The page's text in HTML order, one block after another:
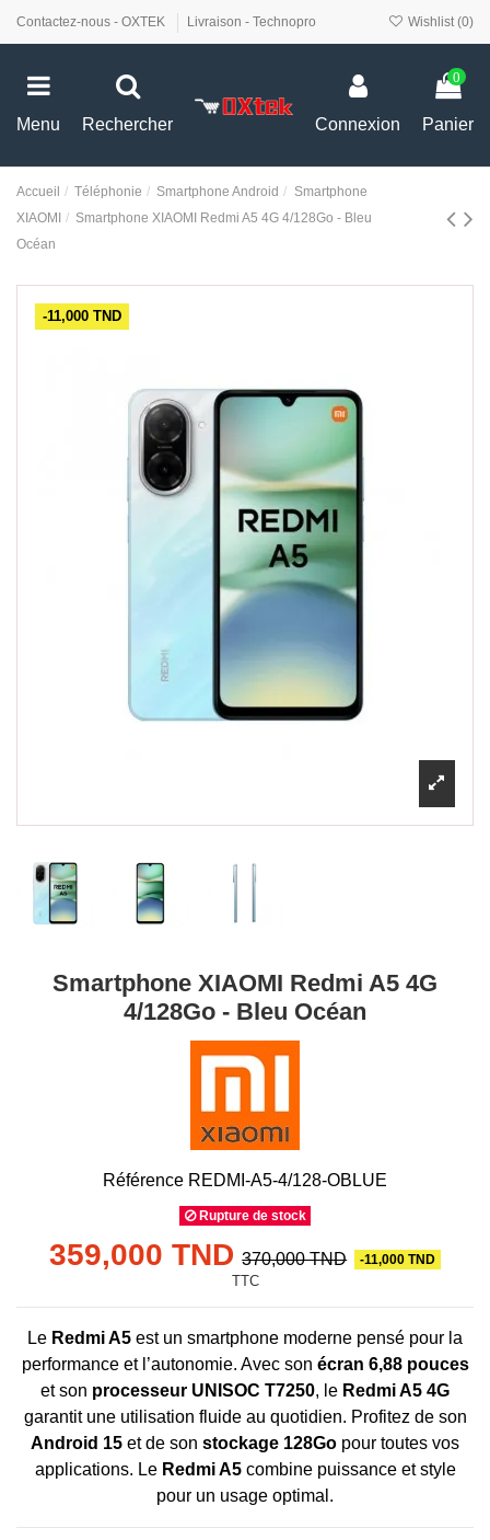
Contactez-nous - OXTEK Livraison - Technopro Wishlist (0)
Menu Rechercher Connexion
0
Panier
Accueil Téléphonie Smartphone Android
Smartphone
XIAOMI
Smartphone XIAOMI Redmi A5 4G 4/128Go - Bleu
Océan
-11,000 TND
Smartphone XIAOMI Redmi A5 4G
4/128Go - Bleu Océan
Référence REDMI-A5-4/128-OBLUE
Rupture de stock
359,000 TND 370,000 TND -11,000 TND
TTC
Le Redmi A5 est un smartphone moderne pensé pour la
performance et l’autonomie. Avec son écran 6,88 pouces
et son processeur UNISOC T7250, le Redmi A5 4G
garantit une utilisation fluide au quotidien. Profitez de son
Android 15 et de son stockage 128Go pour toutes vos
applications. Le Redmi A5combine puissance et style
pour un usage optimal.